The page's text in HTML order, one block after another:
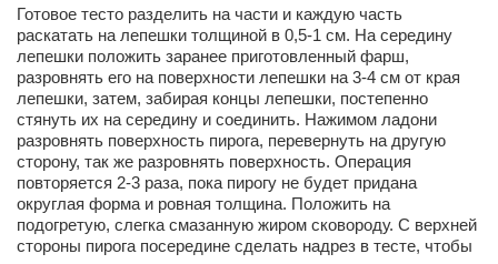
Сергей Коноз
Денис Федченко
Звукорежиссёры
Alfom Studio
Guitarproduction Studio
Писатели
Поэты
Готовое тесто разделить на части и каждую часть
раскатать на лепешки толщиной в 0,5-1 см. На середину
лепешки положить заранее приготовленный фарш,
разровнять его на поверхности лепешки на 3-4 см от края
лепешки, затем, забирая концы лепешки, постепенно
стянуть их на середину и соединить. Нажимом ладони
разровнять поверхность пирога, перевернуть на другую
сторону, так же разровнять поверхность. Операция
повторяется 2-3 раза, пока пирогу не будет придана
округлая форма и ровная толщина. Положить на
подогретую, слегка смазанную жиром сковороду. С верхней
стороны пирога посередине сделать надрез в тесте, чтобы